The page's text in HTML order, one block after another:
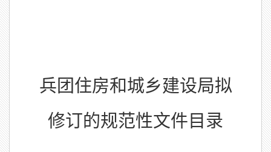
兵团住房和城乡建设局拟
修订的规范性文件目录